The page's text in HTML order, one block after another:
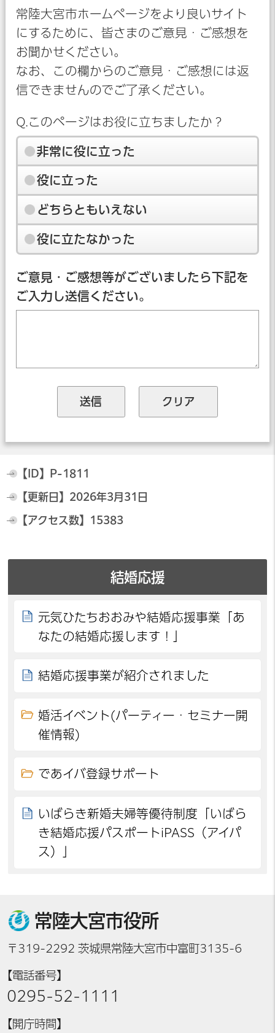
常陸大宮市ホームページをより良いサイト
にするために、皆さまのご意見・ご感想を
お聞かせください。
なお、この欄からのご意見・ご感想には返
信できませんのでご了承ください。
Q.このページはお役に立ちましたか？
非常に役に立った
役に立った
どちらともいえない
役に立たなかった
ご意見・ご感想等がございましたら下記を
ご入力し送信ください。
【ID】 P-1811
【更新日】 2026年3月31日
【アクセス数】 15383
結婚応援
元気ひたちおおみや結婚応援事業「あ
なたの結婚応援します！」
結婚応援事業が紹介されました
婚活イベント(パーティー・セミナー開
催情報)
であイバ登録サポート
いばらき新婚夫婦等優待制度「いばら
き結婚応援パスポートiPASS（アイパ
ス）」
常陸大宮市役所
〒319-2292 茨城県常陸大宮市中富町3135-6
【電話番号】
0295-52-1111
【開庁時間】